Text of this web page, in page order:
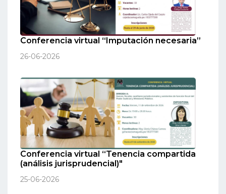
Conferencia virtual “Imputación necesaria”
26-06-2026
Conferencia virtual “Tenencia compartida
(análisis jurisprudencial)"
25-06-2026